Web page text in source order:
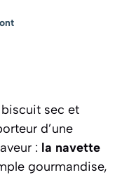
sec et
d’une
: la navette
gourmandise,